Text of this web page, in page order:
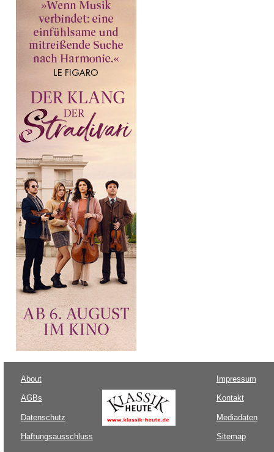
About
AGBs
Datenschutz
Haftungsausschluss
Impressum
Kontakt
Mediadaten
Sitemap